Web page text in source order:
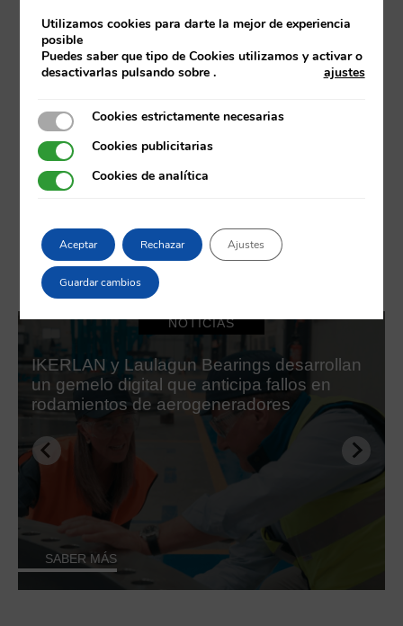
Noticias
NOTICIAS
IKERLAN y Laulagun Bearings desarrollan
un gemelo digital que anticipa fallos en
rodamientos de aerogeneradores
SABER MÁS
Utilizamos cookies para darte la mejor de experiencia
posible
Puedes saber que tipo de Cookies utilizamos y activar o
desactivarlas pulsando sobre
ajustes
.
Cookies estrictamente necesarias
Cookies estrictamente necesarias
Cookies publicitarias
Cookies publicitarias
Cookies de analítica
Cookies de analítica
Aceptar Rechazar Ajustes
Guardar cambios